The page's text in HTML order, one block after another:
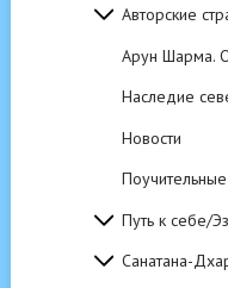
Авторские
Арун Шарма.
Наследие
Новости
Путь к себе/
Санатана-